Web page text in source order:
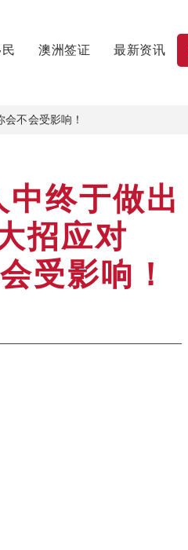
澳洲签证 最新资讯
不会受影响！
终于做出
招应对
受影响！